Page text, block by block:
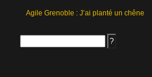
Agile Grenoble : J’ai planté un chêne